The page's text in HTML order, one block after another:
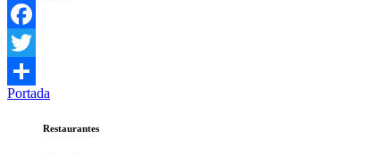
Facebook
Twitter
Compartir
Portada
Restaurantes